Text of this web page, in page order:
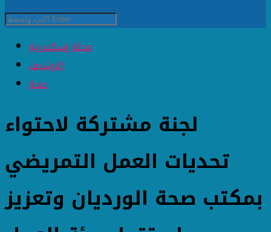
مجلة إسكندرية
الارشيف
صحة
لجنة مشتركة لاحتواء
تحديات العمل التمريضي
بمكتب صحة الورديان وتعزيز